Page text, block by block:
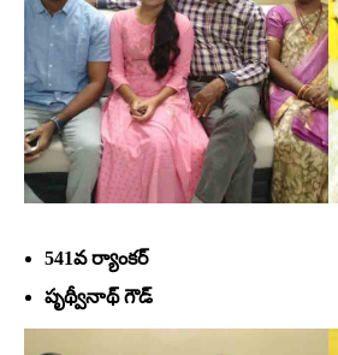
541వ ర్యాంకర్‌
పృథ్వీనాథ్‌ గౌడ్‌